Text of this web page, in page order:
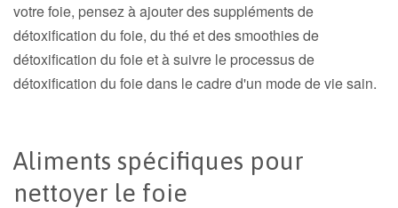
votre foie, pensez à ajouter des suppléments de
détoxification du foie, du thé et des smoothies de
détoxification du foie et à suivre le processus de
détoxification du foie dans le cadre d'un mode de vie sain.
Aliments spécifiques pour
nettoyer le foie